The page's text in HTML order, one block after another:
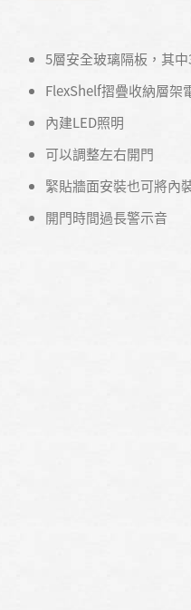
5層安全玻璃隔板，其
FlexShelf摺疊收納層架
內建LED照明
可以調整左右開門
緊貼牆面安裝也可將內
開門時間過長警示音